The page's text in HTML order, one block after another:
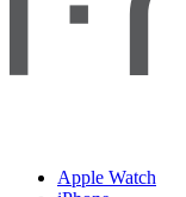
Apple Watch